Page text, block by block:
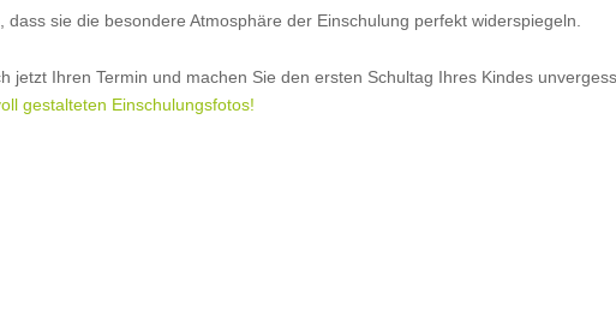
dass sie die besondere Atmosphäre der Einschulung perfekt widerspiegeln.
jetzt Ihren Termin und machen Sie den ersten Schultag Ihres Kindes
gestalteten Einschulungsfotos!